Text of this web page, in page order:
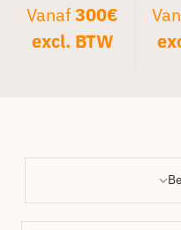
Vanaf300€
excl. BTW